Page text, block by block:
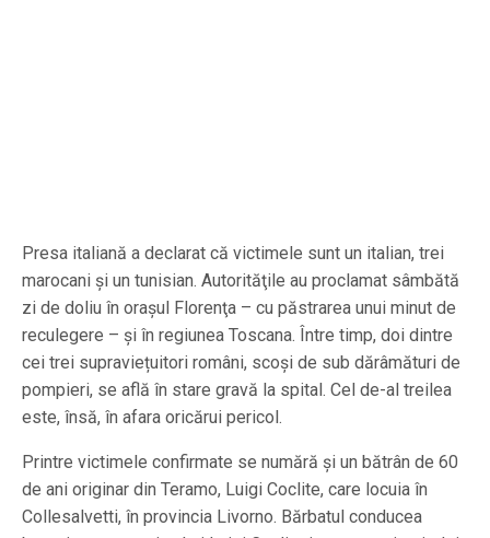
Presa italiană a declarat că victimele sunt un italian, trei
marocani și un tunisian. Autorităţile au proclamat sâmbătă
zi de doliu în oraşul Florenţa – cu păstrarea unui minut de
reculegere – şi în regiunea Toscana. Între timp, doi dintre
cei trei supraviețuitori români, scoşi de sub dărâmături de
pompieri, se află în stare gravă la spital. Cel de-al treilea
este, însă, în afara oricărui pericol.
Printre victimele confirmate se numără și un bătrân de 60
de ani originar din Teramo, Luigi Coclite, care locuia în
Collesalvetti, în provincia Livorno. Bărbatul conducea